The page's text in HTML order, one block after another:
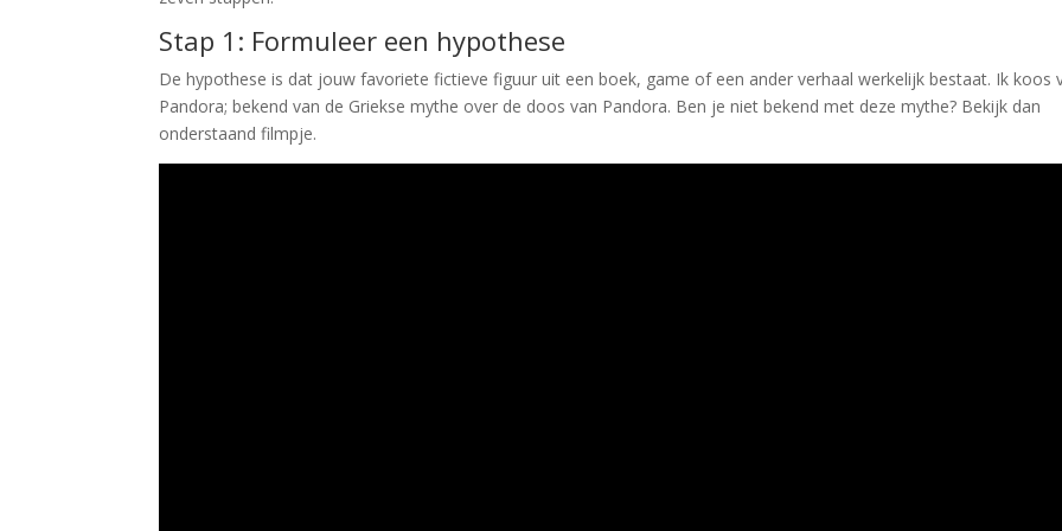
Stap 1: Formuleer een hypothese
De hypothese is dat jouw favoriete fictieve figuur uit een boek, game of een ander verhaal werkelijk bestaat. Ik koos
Pandora; bekend van de Griekse mythe over de doos van Pandora. Ben je niet bekend met deze mythe? Bekijk dan
onderstaand filmpje.